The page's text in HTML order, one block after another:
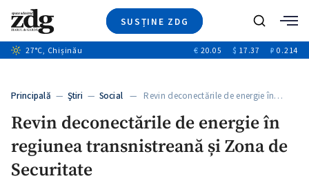
SUSȚINE ZDG
Ştiri
+6
Video
Special
Blog
Caută
27°C, Chișinău € 20.05 $ 17.37 ₽ 0.214
Principală — Ştiri — Social — Revin deconectările de energie în…
Revin deconectările de energie în
regiunea transnistreană și Zona de
Securitate